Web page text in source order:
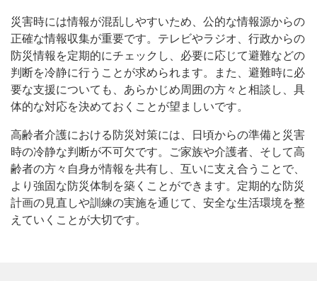
災害時には情報が混乱しやすいため、公的な情報源からの
正確な情報収集が重要です。テレビやラジオ、行政からの
防災情報を定期的にチェックし、必要に応じて避難などの
判断を冷静に行うことが求められます。また、避難時に必
要な支援についても、あらかじめ周囲の方々と相談し、具
体的な対応を決めておくことが望ましいです。
高齢者介護における防災対策には、日頃からの準備と災害
時の冷静な判断が不可欠です。ご家族や介護者、そして高
齢者の方々自身が情報を共有し、互いに支え合うことで、
より強固な防災体制を築くことができます。定期的な防災
計画の見直しや訓練の実施を通じて、安全な生活環境を整
えていくことが大切です。